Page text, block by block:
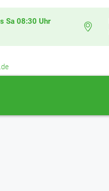
Sa 08:30 Uhr